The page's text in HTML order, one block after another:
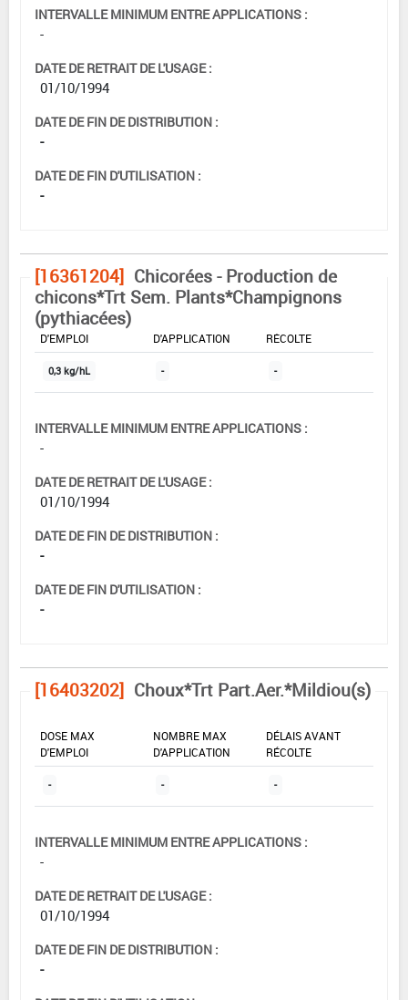
INTERVALLE MINIMUM ENTRE APPLICATIONS :
-
DATE DE RETRAIT DE L'USAGE :
01/10/1994
DATE DE FIN DE DISTRIBUTION :
-
DATE DE FIN D'UTILISATION :
-
[16361204] Chicorées - Production de
chicons*Trt Sem. Plants*Champignons
(pythiacées)
DOSE MAX
D'EMPLOI
D'APPLICATION
RÉCOLTE
0,3 kg/hL - -
INTERVALLE MINIMUM ENTRE APPLICATIONS :
-
DATE DE RETRAIT DE L'USAGE :
01/10/1994
DATE DE FIN DE DISTRIBUTION :
-
DATE DE FIN D'UTILISATION :
-
[16403202] Choux*Trt Part.Aer.*Mildiou(s)
DOSE MAX
D'EMPLOI
NOMBRE MAX
D'APPLICATION
DÉLAIS AVANT
RÉCOLTE
- - -
INTERVALLE MINIMUM ENTRE APPLICATIONS :
-
DATE DE RETRAIT DE L'USAGE :
01/10/1994
DATE DE FIN DE DISTRIBUTION :
-